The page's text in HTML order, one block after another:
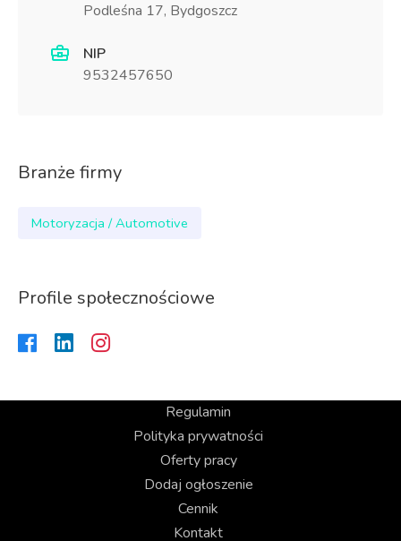
Podleśna 17, Bydgoszcz
NIP
9532457650
Branże firmy
Motoryzacja / Automotive
Profile społecznościowe
Regulamin
Polityka prywatności
Oferty pracy
Dodaj ogłoszenie
Cennik
Kontakt